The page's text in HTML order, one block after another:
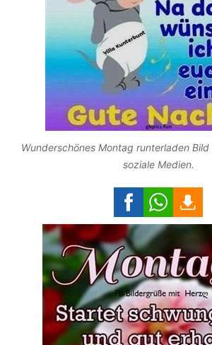
Wunderschönes Montag runterladen
soziale Medien.